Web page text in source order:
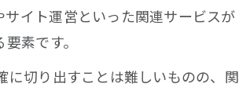
イト運営といった関連サービスが
素です。
に切り出すことは難しいものの、関